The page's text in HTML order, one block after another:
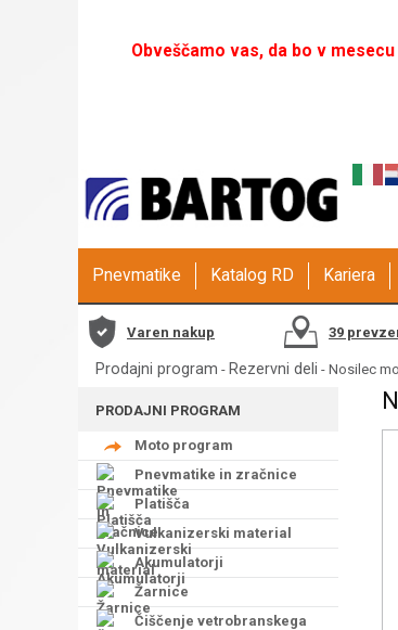
Obveščamo vas, da bo v
Pnevmatike Katalog RD Kariera
Varen nakup 39
Prodajni program - Rezervni deli - Nosilec
PRODAJNI PROGRAM
Moto program
Pnevmatike in zračnice
Platišča
Vulkanizerski material
Akumulatorji
Žarnice
Čiščenje vetrobranskega